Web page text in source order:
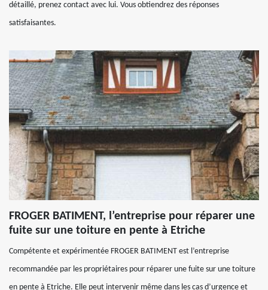
détaillé, prenez contact avec lui. Vous obtiendrez des réponses
satisfaisantes.
FROGER BATIMENT, l’entreprise pour réparer une
fuite sur une toiture en pente à Etriche
Compétente et expérimentée FROGER BATIMENT est l’entreprise
recommandée par les propriétaires pour réparer une fuite sur une toiture
en pente à Etriche. Elle peut intervenir même dans les cas d’urgence et